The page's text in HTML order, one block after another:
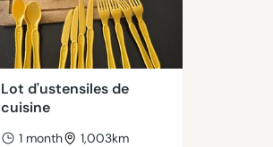
Lot d'ustensiles de
cuisine
1 month 1,003km